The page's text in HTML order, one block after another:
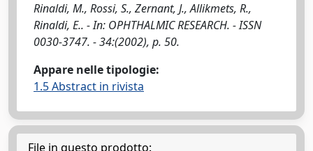
Rinaldi, M., Rossi, S., Zernant, J., Allikmets, R.,
Rinaldi, E.. - In: OPHTHALMIC RESEARCH. - ISSN
0030-3747. - 34:(2002), p. 50.
Appare nelle tipologie:
1.5 Abstract in rivista
File in questo prodotto: